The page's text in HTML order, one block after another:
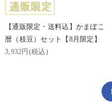
【通販限定・送料込】かまぼこ
暦（枝豆）セット【8月限定】
3,932円(税込)
1